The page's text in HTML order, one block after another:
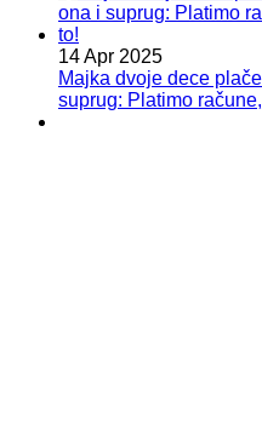
14 Apr 2025
Majka dvoje dece
suprug: Platimo